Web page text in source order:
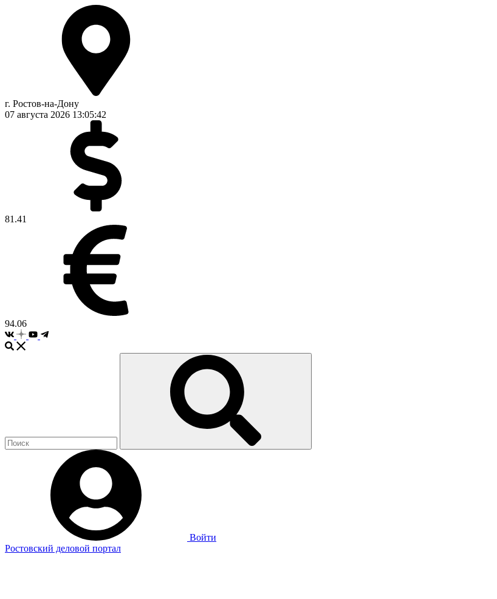
г. Ростов-на-Дону
07 августа 2026 13:05:42
81.41
94.06
Войти
Ростовский деловой портал